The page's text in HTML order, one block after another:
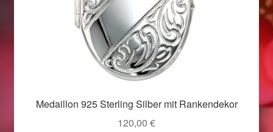
Valentinstag 2016
Medaillon 925 Sterling Silber mit Rankendekor
120,00 €